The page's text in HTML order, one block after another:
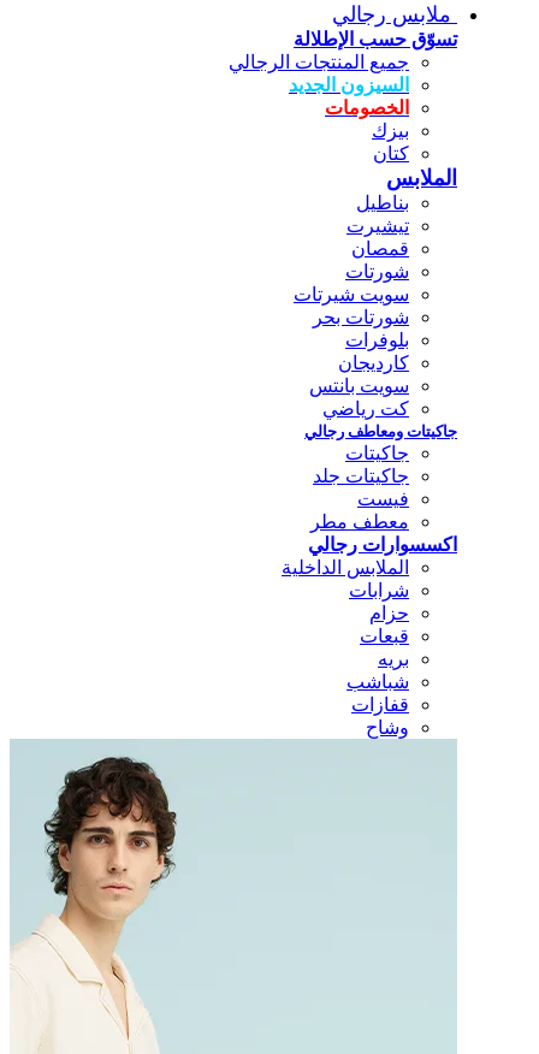
ملابس رجالي
تسوّق حسب الإطلالة
جميع المنتجات الرجالي
السيزون الجديد
الخصومات
بيزك
كتان
الملابس
بناطيل
تيشيرت
قمصان
شورتات
سويت شيرتات
شورتات بحر
بلوفرات
كارديجان
سويت بانتس
كت رياضي
جاكيتات ومعاطف رجالي
جاكيتات
جاكيتات جلد
فيست
معطف مطر
اكسسوارات رجالي
الملابس الداخلية
شرابات
حزام
قبعات
بريه
شباشب
قفازات
وشاح